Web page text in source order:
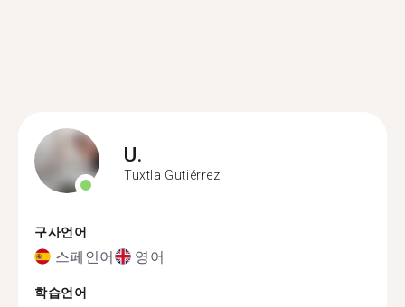
U.
Tuxtla Gutiérrez
구사언어
스페인어 영어
학습언어